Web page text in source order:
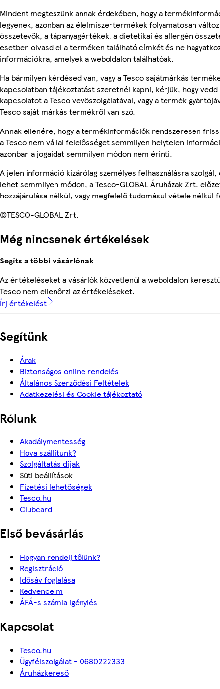
Mindent megteszünk annak érdekében, hogy a
legyenek, azonban az élelmiszertermékek folyamatosan
összetevők, a tápanyagértékek, a dietetikai és allergén
esetben olvasd el a terméken található címkét és ne
információkra, amelyek a weboldalon találhatóak.
Ha bármilyen kérdésed van, vagy a Tesco sajátmárkás
kapcsolatban tájékoztatást szeretnél kapni, kérjük, hogy vedd
kapcsolatot a Tesco vevőszolgálatával, vagy a termék
Tesco saját márkás termékről van szó.
Annak ellenére, hogy a termékinformációk rendszeresen
a Tesco nem vállal felelősséget semmilyen helytelen
azonban a jogaidat semmilyen módon nem érinti.
A jelen információ kizárólag személyes felhasználásra szolgál,
lehet semmilyen módon, a Tesco-GLOBAL Áruházak Zrt.
hozzájárulása nélkül, vagy megfelelő tudomásul vétele nélkül
©TESCO-GLOBAL Zrt.
Még nincsenek értékelések
Segíts a többi vásárlónak
Az értékeléseket a vásárlók közvetlenül a weboldalon
Tesco nem ellenőrzi az értékeléseket.
Írj értékelést
Segítünk
Árak
Biztonságos online rendelés
Általános Szerződési Feltételek
Adatkezelési és Cookie tájékoztató
Rólunk
Akadálymentesség
Hova szállítunk?
Szolgáltatás díjak
Süti beállítások
Fizetési lehetőségek
Tesco.hu
Clubcard
Első bevásárlás
Hogyan rendelj tőlünk?
Regisztráció
Idősáv foglalása
Kedvenceim
ÁFÁ-s számla igénylés
Kapcsolat
Tesco.hu
Ügyfélszolgálat - 0680222333
Áruházkereső